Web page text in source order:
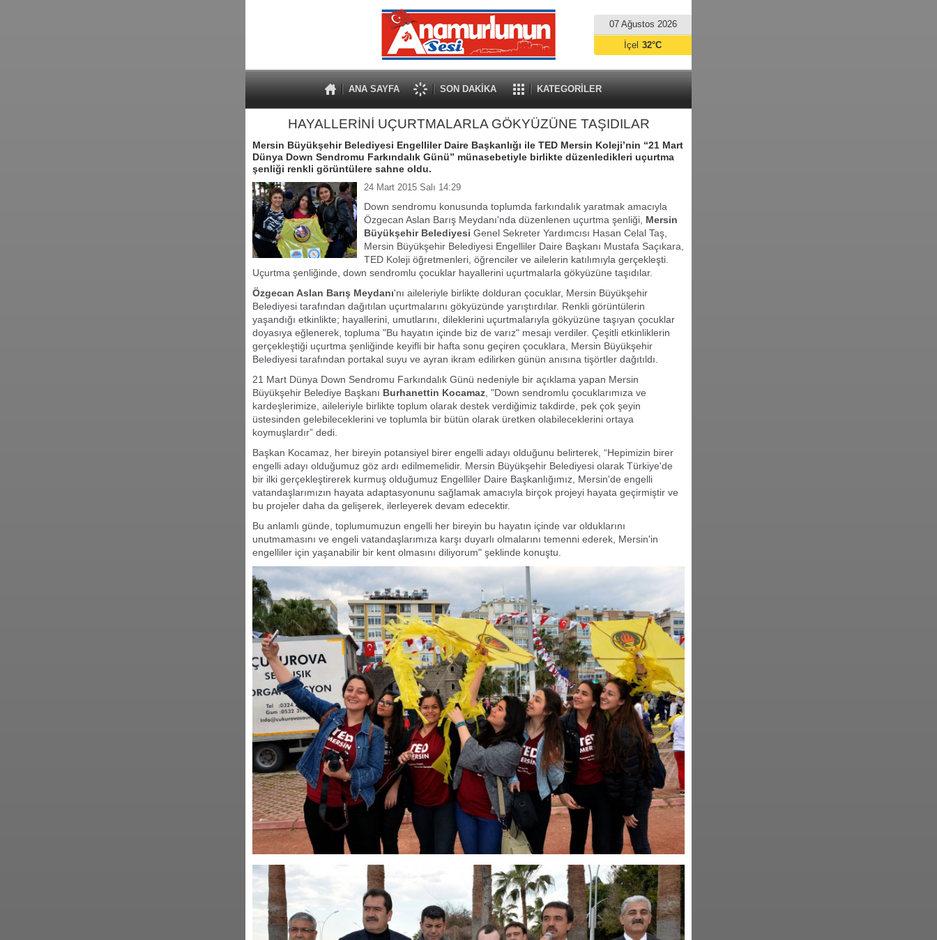
07 Ağustos 2026
ANA SAYFA SON DAKİKA KATEGORİLER
İçel 32°C
HAYALLERİNİ UÇURTMALARLA GÖKYÜZÜNE TAŞIDILAR
Mersin Büyükşehir Belediyesi Engelliler Daire Başkanlığı ile TED Mersin Koleji’nin “21 Mart
Dünya Down Sendromu Farkındalık Günü” münasebetiyle birlikte düzenledikleri uçurtma
şenliği renkli görüntülere sahne oldu.
24 Mart 2015 Salı 14:29
Down sendromu konusunda toplumda farkındalık yaratmak amacıyla
Özgecan Aslan Barış Meydanı'nda düzenlenen uçurtma şenliği, Mersin
Büyükşehir Belediyesi Genel Sekreter Yardımcısı Hasan Celal Taş,
Mersin Büyükşehir Belediyesi Engelliler Daire Başkanı Mustafa Saçıkara,
TED Koleji öğretmenleri, öğrenciler ve ailelerin katılımıyla gerçekleşti.
Uçurtma şenliğinde, down sendromlu çocuklar hayallerini uçurtmalarla gökyüzüne taşıdılar.
Özgecan Aslan Barış Meydanı'nı aileleriyle birlikte dolduran çocuklar, Mersin Büyükşehir
Belediyesi tarafından dağıtılan uçurtmalarını gökyüzünde yarıştırdılar. Renkli görüntülerin
yaşandığı etkinlikte; hayallerini, umutlarını, dileklerini uçurtmalarıyla gökyüzüne taşıyan çocuklar
doyasıya eğlenerek, topluma "Bu hayatın içinde biz de varız" mesajı verdiler. Çeşitli etkinliklerin
gerçekleştiği uçurtma şenliğinde keyifli bir hafta sonu geçiren çocuklara, Mersin Büyükşehir
Belediyesi tarafından portakal suyu ve ayran ikram edilirken günün anısına tişörtler dağıtıldı.
21 Mart Dünya Down Sendromu Farkındalık Günü nedeniyle bir açıklama yapan Mersin
Büyükşehir Belediye Başkanı Burhanettin Kocamaz , "Down sendromlu çocuklarımıza ve
kardeşlerimize, aileleriyle birlikte toplum olarak destek verdiğimiz takdirde, pek çok şeyin
üstesinden gelebileceklerini ve toplumla bir bütün olarak üretken olabileceklerini ortaya
koymuşlardır” dedi.
Başkan Kocamaz, her bireyin potansiyel birer engelli adayı olduğunu belirterek, “Hepimizin birer
engelli adayı olduğumuz göz ardı edilmemelidir. Mersin Büyükşehir Belediyesi olarak Türkiye'de
bir ilki gerçekleştirerek kurmuş olduğumuz Engelliler Daire Başkanlığımız, Mersin'de engelli
vatandaşlarımızın hayata adaptasyonunu sağlamak amacıyla birçok projeyi hayata geçirmiştir ve
bu projeler daha da gelişerek, ilerleyerek devam edecektir.
Bu anlamlı günde, toplumumuzun engelli her bireyin bu hayatın içinde var olduklarını
unutmamasını ve engeli vatandaşlarımıza karşı duyarlı olmalarını temenni ederek, Mersin'in
engelliler için yaşanabilir bir kent olmasını diliyorum" şeklinde konuştu.